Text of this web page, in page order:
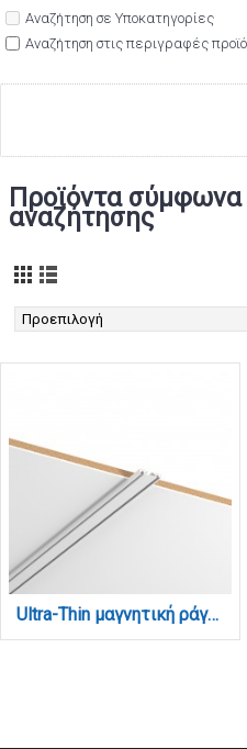
Αναζήτηση σε Υποκατηγορίες
Αναζήτηση στις περιγραφές
Προϊόντα σύμφωνα
αναζήτησης
Ultra-Thin μαγνητική ράγα σε λευκή απόχρωση D:1m (TR007-WH)